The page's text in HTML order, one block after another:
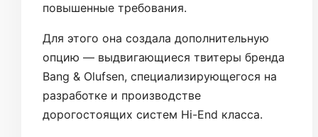
повышенные требования.
Для этого она создала дополнительную
опцию — выдвигающиеся твитеры бренда
Bang & Olufsen, специализирующегося на
разработке и производстве
дорогостоящих систем Hi-End класса.